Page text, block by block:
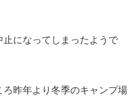
になってしまったようで
昨年より冬季のキャンプ場